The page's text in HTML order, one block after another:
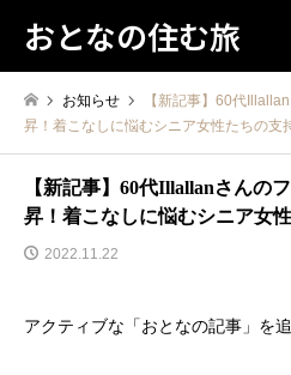
おとなの住む旅
お知らせ
【新記事】60代
昇！着こなしに悩むシニア女性たちの支
【新記事】60代Illallanさんの
昇！着こなしに悩むシニア女
2022.11.22
アクティブな「おとなの記事」を追